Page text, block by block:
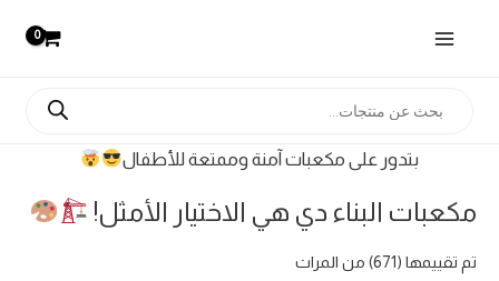
بتدور على مكعبات آمنة وممتعة للأطفال
مكعبات البناء دي هي الاختيار الأمثل!
تم تقييمها (671) من المرات